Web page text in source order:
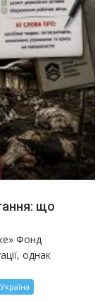
що
Фонд
однак
Україна